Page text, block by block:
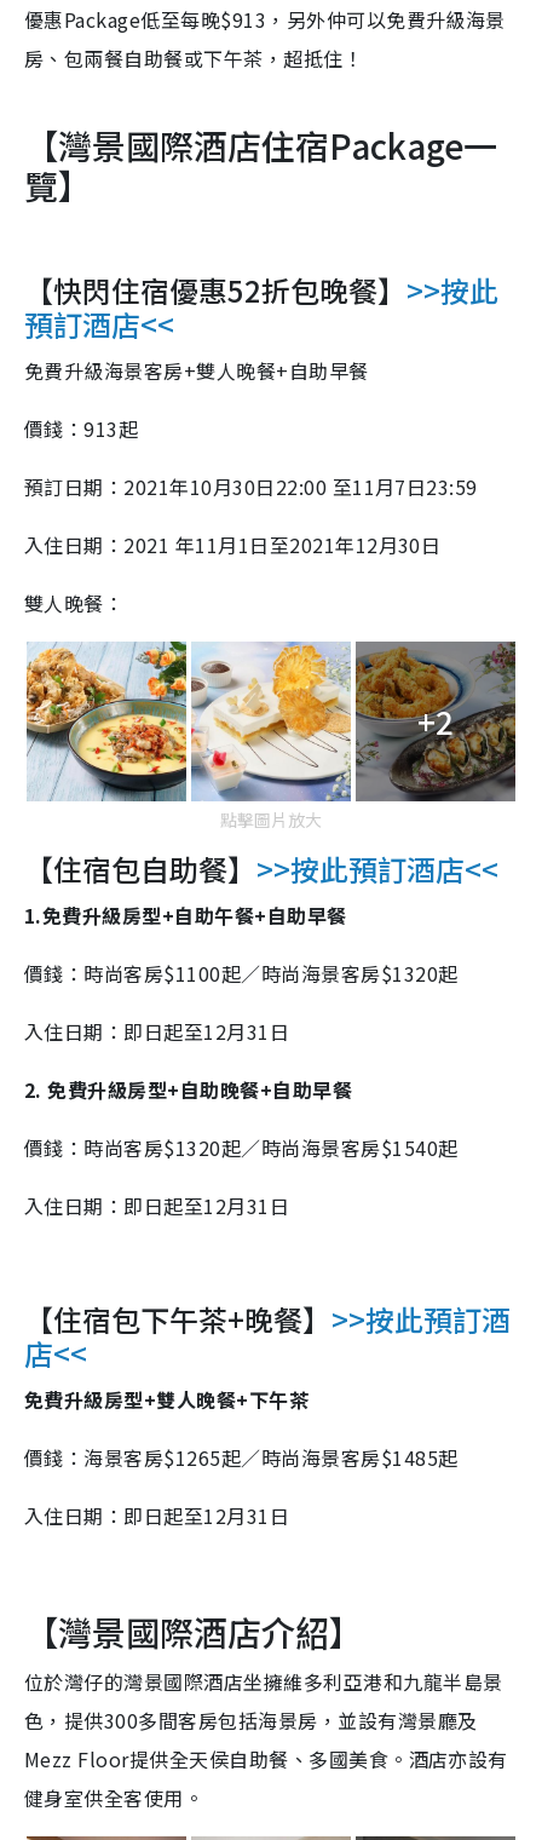
優惠Package低至每晚$913，另外仲可以免費升級海景
房、包兩餐自助餐或下午茶，超抵住！
【灣景國際酒店住宿Package一
覽】
【快閃住宿優惠52折包晚餐】 >>按此
預訂酒店<<
免費升級海景客房+雙人晚餐+自助早餐
價錢：913起
預訂日期：2021年10月30日22:00 至11月7日23:59
入住日期：2021 年11月1日至2021年12月30日
雙人晚餐：
+2
點擊圖片放大
【住宿包自助餐】 >>按此預訂酒店<<
1.免費升級房型+自助午餐+自助早餐
價錢：時尚客房$1100起／時尚海景客房$1320起
入住日期：即日起至12月31日
2. 免費升級房型+自助晚餐+自助早餐
價錢：時尚客房$1320起／時尚海景客房$1540起
入住日期：即日起至12月31日
【住宿包下午茶+晚餐】 >>按此預訂酒
店<<
免費升級房型+雙人晚餐+下午茶
價錢：海景客房$1265起／時尚海景客房$1485起
入住日期：即日起至12月31日
【灣景國際酒店介紹】
位於灣仔的灣景國際酒店坐擁維多利亞港和九龍半島景
色，提供300多間客房包括海景房，並設有灣景廳及
Mezz Floor提供全天侯自助餐、多國美食。酒店亦設有
健身室供全客使用。